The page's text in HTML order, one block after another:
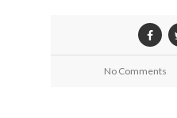
No Comments